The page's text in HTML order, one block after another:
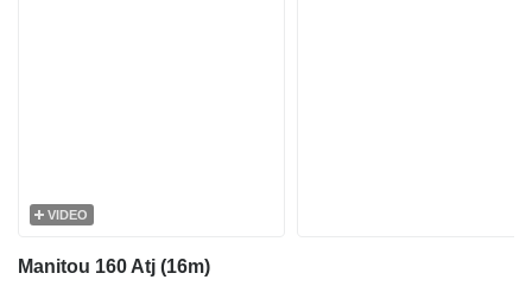
VIDEO
Manitou 160 Atj (16m)